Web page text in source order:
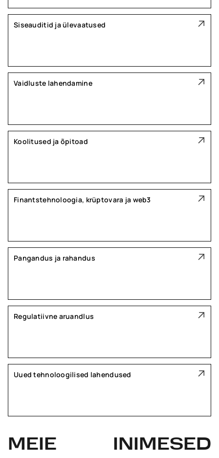
Siseauditid ja ülevaatused
Vaidluste lahendamine
Koolitused ja õpitoad
Finantstehnoloogia, krüptovara ja web3
Pangandus ja rahandus
Regulatiivne aruandlus
Uued tehnoloogilised lahendused
MEIE INIMESED